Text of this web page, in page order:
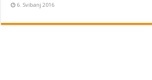
6. Svibanj 2016